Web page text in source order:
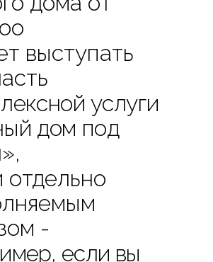
выступать
услуги
дом под
отдельно
-
если вы
оптимальное
уточним
и документам на
дизайн-